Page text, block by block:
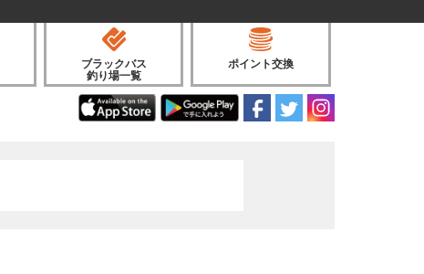
ブラックバス
釣り場一覧
ポイント交換